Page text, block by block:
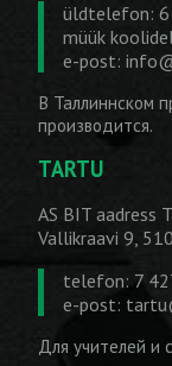
üldtelefon:
müük
e-post:
В Таллиннском
производится.
TARTU
AS BIT aadress
Vallikraavi 9,
telefon: 7
e-post:
Для учителей и